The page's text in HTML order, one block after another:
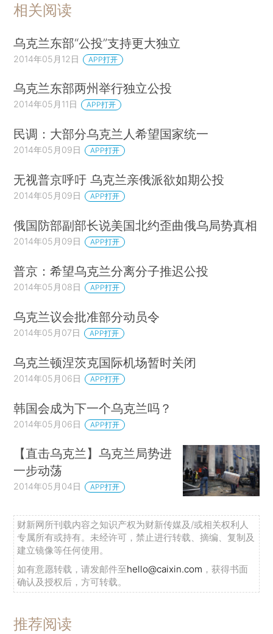
相关阅读
乌克兰东部“公投”支持更大独立
2014年05月12日 APP打开
乌克兰东部两州举行独立公投
2014年05月11日 APP打开
民调：大部分乌克兰人希望国家统一
2014年05月09日 APP打开
无视普京呼吁 乌克兰亲俄派欲如期公投
2014年05月09日 APP打开
俄国防部副部长说美国北约歪曲俄乌局势真相
2014年05月09日 APP打开
普京：希望乌克兰分离分子推迟公投
2014年05月08日 APP打开
乌克兰议会批准部分动员令
2014年05月07日 APP打开
乌克兰顿涅茨克国际机场暂时关闭
2014年05月06日 APP打开
韩国会成为下一个乌克兰吗？
2014年05月06日 APP打开
【直击乌克兰】乌克兰局势进
一步动荡
2014年05月04日 APP打开
财新网所刊载内容之知识产权为财新传媒及/或相关权利人
专属所有或持有。未经许可，禁止进行转载、摘编、复制及
建立镜像等任何使用。
如有意愿转载，请发邮件至hello@caixin.com ，获得书面
确认及授权后，方可转载。
推荐阅读